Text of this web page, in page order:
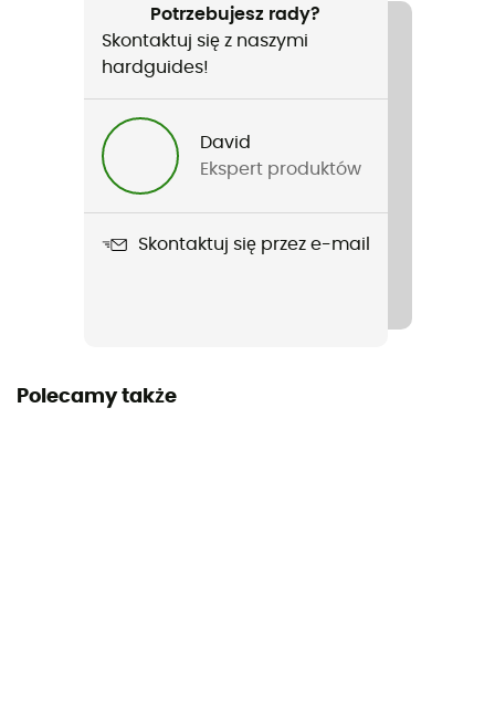
Turystyka piesza / Codzienny użytek / Codzienny
Mężczyźni / Kobiety
Nazwa produktu
Tech 5-Panel Hat
Potrzebujesz rady?
Skontaktuj się z naszymi
hardguides!
David
Ekspert produktów
Skontaktuj się przez e-mail
Polecamy także